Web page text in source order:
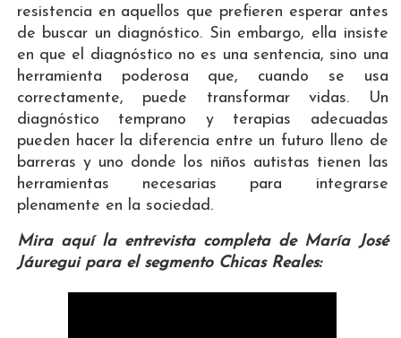
resistencia en aquellos que prefieren esperar antes
de buscar un diagnóstico. Sin embargo, ella insiste
en que el diagnóstico no es una sentencia, sino una
herramienta poderosa que, cuando se usa
correctamente, puede transformar vidas. Un
diagnóstico temprano y terapias adecuadas
pueden hacer la diferencia entre un futuro lleno de
barreras y uno donde los niños autistas tienen las
herramientas necesarias para integrarse
plenamente en la sociedad.
Mira aquí la entrevista completa de María José
Jáuregui para el segmento Chicas Reales: